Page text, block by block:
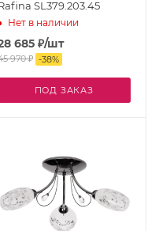
SL379.203.45
Нет в наличии
685₽/шт
970₽ -38%
ПОД ЗАКАЗ